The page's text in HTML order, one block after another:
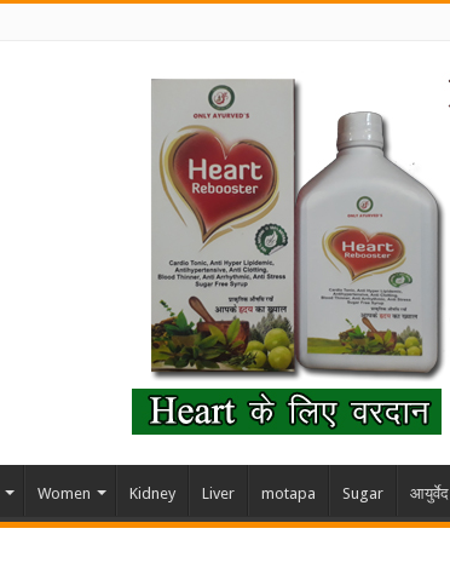
Women Kidney Liver motapa Sugar आयुर्वेद